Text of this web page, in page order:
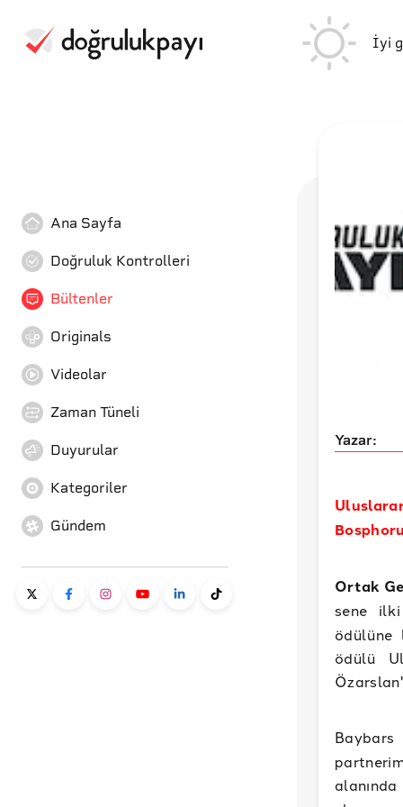
İyi
Ana Sayfa
Doğruluk Kontrolleri
Bültenler
Originals
Videolar
Zaman Tüneli
Duyurular
Kategoriler
Gündem
Yazar:
Ortak
sene
ödülüne
ödülü
Baybars